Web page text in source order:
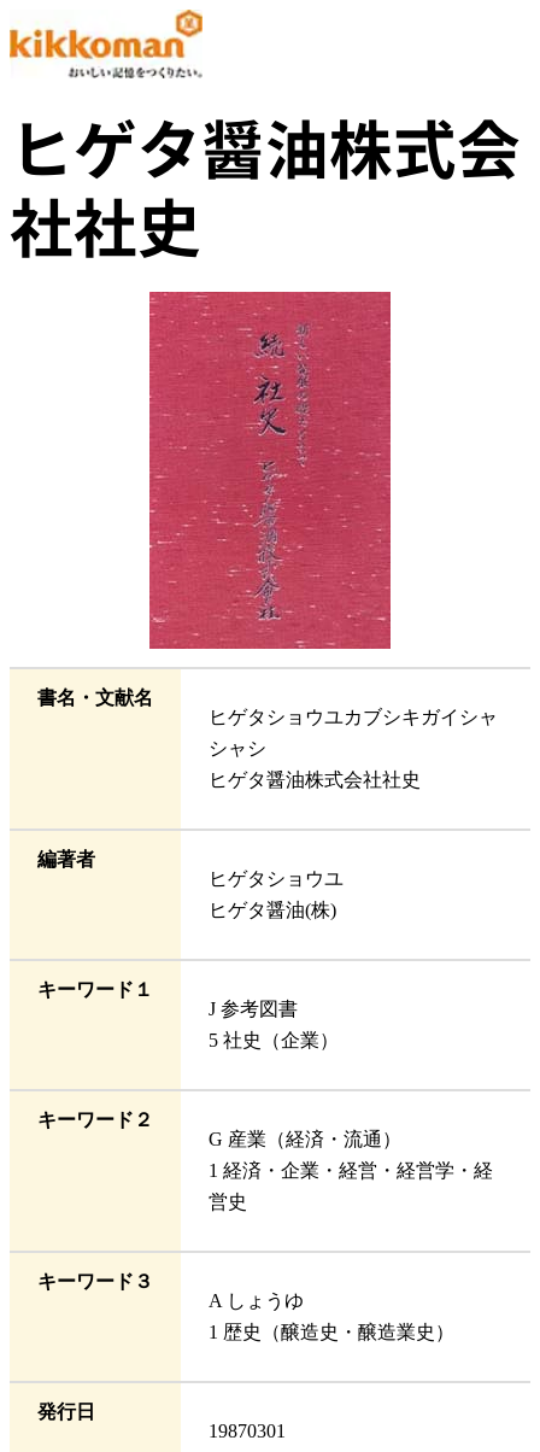
ヒゲタ醤油株式会
社社史
書名・文献名
ヒゲタショウユカブシキガイシャ
シャシ
ヒゲタ醤油株式会社社史
編著者
ヒゲタショウユ
ヒゲタ醤油(株)
キーワード１
J 参考図書
5 社史（企業）
キーワード２
G 産業（経済・流通）
1 経済・企業・経営・経営学・経
営史
キーワード３
A しょうゆ
1 歴史（醸造史・醸造業史）
発行日
19870301